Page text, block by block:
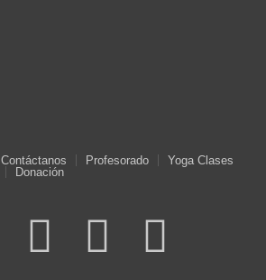
Contáctanos Profesorado
Yoga Clases
Donación